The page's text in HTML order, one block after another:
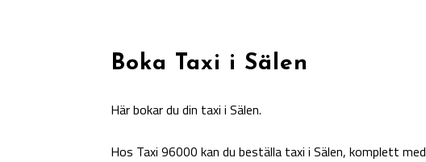
Boka Taxi i Sälen
Här bokar du din taxi i Sälen.
Hos Taxi 96000 kan du beställa taxi i Sälen, komplett med